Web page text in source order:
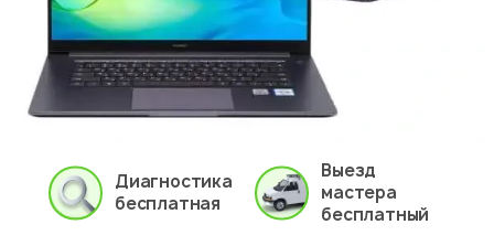
Диагностика
бесплатная
Выезд
мастера
бесплатный